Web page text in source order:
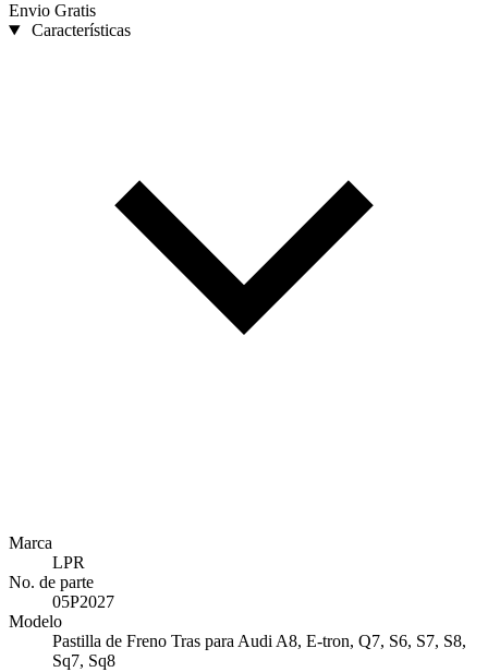
Envio Gratis
Características
Marca
LPR
No. de parte
05P2027
Modelo
Pastilla de Freno Tras para Audi A8, E-tron, Q7, S6, S7, S8,
Sq7, Sq8